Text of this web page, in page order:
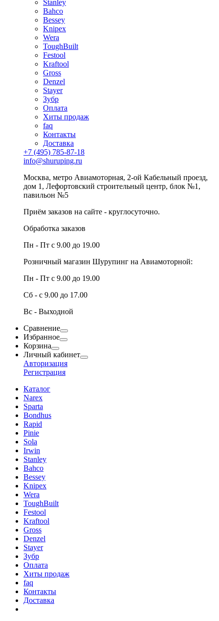
Stanley
Bahco
Bessey
Knipex
Wera
ToughBuilt
Festool
Kraftool
Gross
Denzel
Stayer
Зубр
Оплата
Хиты продаж
faq
Контакты
Доставка
+7 (495) 785-87-18
info@shuruping.ru
Москва, метро Авиамоторная, 2-ой Кабельный проезд,
дом 1, Лефортовский строительный центр, блок №1,
павильон №5
Приём заказов на сайте - круглосуточно.
Обработка заказов
Пн - Пт с 9.00 до 19.00
Розничный магазин Шурупинг на Авиамоторной:
Пн - Пт с 9.00 до 19.00
Сб - с 9.00 до 17.00
Вс - Выходной
Сравнение
Избранное
Корзина
Личный кабинет
Авторизация
Регистрация
Каталог
Narex
Sparta
Bondhus
Rapid
Pinie
Sola
Irwin
Stanley
Bahco
Bessey
Knipex
Wera
ToughBuilt
Festool
Kraftool
Gross
Denzel
Stayer
Зубр
Оплата
Хиты продаж
faq
Контакты
Доставка